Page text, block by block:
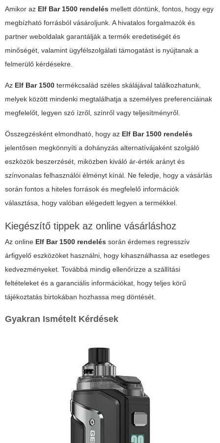
Amikor az Elf Bar 1500 rendelés mellett döntünk, fontos, hogy egy
megbízható forrásból vásároljunk. A hivatalos forgalmazók és
partner weboldalak garantálják a termék eredetiségét és
minőségét, valamint ügyfélszolgálati támogatást is nyújtanak a
felmerülő kérdésekre.
Az Elf Bar 1500 termékcsalád széles skálájával találkozhatunk,
melyek között mindenki megtalálhatja a személyes preferenciáinak
megfelelőt, legyen szó ízről, színről vagy teljesítményről.
Összegzésként elmondható, hogy az Elf Bar 1500 rendelés
jelentősen megkönnyíti a dohányzás alternatívájaként szolgáló
eszközök beszerzését, miközben kiváló ár-érték arányt és
színvonalas felhasználói élményt kínál. Ne feledje, hogy a vásárlás
során fontos a hiteles források és megfelelő információk
választása, hogy valóban elégedett legyen a termékkel.
Kiegészítő tippek az online vásárláshoz
Az online Elf Bar 1500 rendelés során érdemes regresszív
árfigyelő eszközöket használni, hogy kihasználhassa az esetleges
kedvezményeket. Továbbá mindig ellenőrizze a szállítási
feltételeket és a garanciális információkat, hogy teljes körű
tájékoztatás birtokában hozhassa meg döntését.
Gyakran Ismételt Kérdések